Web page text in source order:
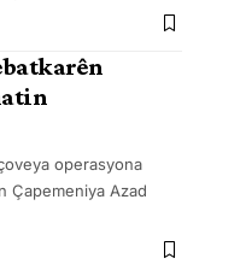
operasyona
Çapemeniya Azad